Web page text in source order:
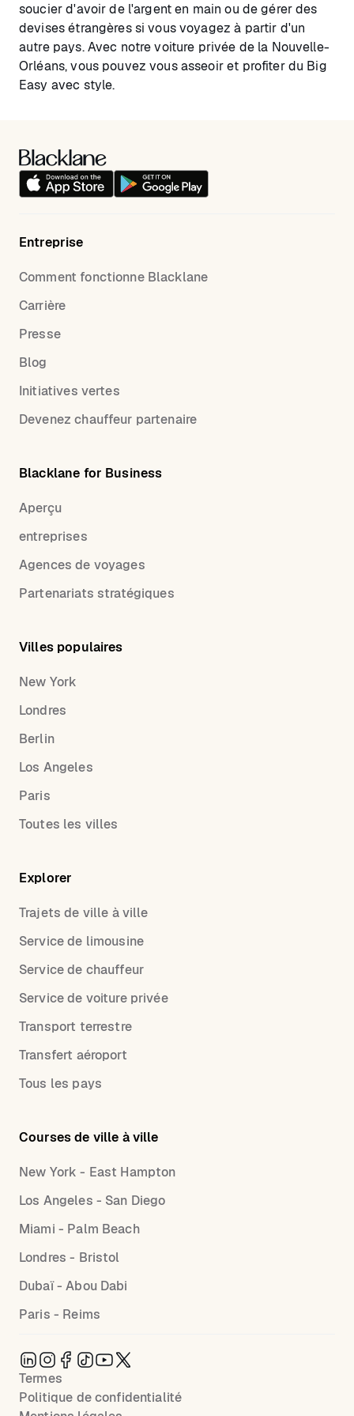
soucier d'avoir de l'argent en main ou de gérer des
devises étrangères si vous voyagez à partir d'un
autre pays. Avec notre voiture privée de la Nouvelle-
Orléans, vous pouvez vous asseoir et profiter du Big
Easy avec style.
Entreprise
Comment fonctionne Blacklane
Carrière
Presse
Blog
Initiatives vertes
Devenez chauffeur partenaire
Blacklane for Business
Aperçu
entreprises
Agences de voyages
Partenariats stratégiques
Villes populaires
New York
Londres
Berlin
Los Angeles
Paris
Toutes les villes
Explorer
Trajets de ville à ville
Service de limousine
Service de chauffeur
Service de voiture privée
Transport terrestre
Transfert aéroport
Tous les pays
Courses de ville à ville
New York - East Hampton
Los Angeles - San Diego
Miami - Palm Beach
Londres - Bristol
Dubaï - Abou Dabi
Paris - Reims
Termes
Politique de confidentialité